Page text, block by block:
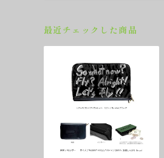
最近チェックした商品